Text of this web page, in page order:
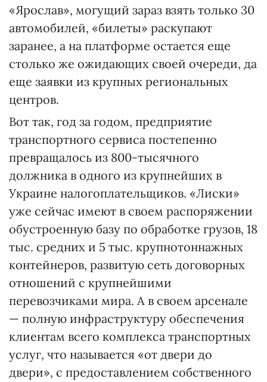
«Ярослав», могущий зараз взять только 30
автомобилей, «билеты» раскупают
заранее, а на платформе остается еще
столько же ожидающих своей очереди, да
еще заявки из крупных региональных
центров.
Вот так, год за годом, предприятие
транспортного сервиса постепенно
превращалось из 800-тысячного
должника в одного из крупнейших в
Украине налогоплательщиков. «Лиски»
уже сейчас имеют в своем распоряжении
обустроенную базу по обработке грузов, 18
тыс. средних и 5 тыс. крупнотоннажных
контейнеров, развитую сеть договорных
отношений с крупнейшими
перевозчиками мира. А в своем арсенале
— полную инфраструктуру обеспечения
клиентам всего комплекса транспортных
услуг, что называется «от двери до
двери», с предоставлением собственного